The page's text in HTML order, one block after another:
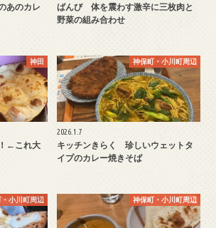
あのカレ
ばんび 体を震わす激辛に三枚肉と
野菜の組み合わせ
神田
←これ大
神保町・小川町周辺
2026.1.7
キッチンきらく 珍しいウェットタ
イプのカレー焼きそば
小川町周辺 神保町・小川町周辺